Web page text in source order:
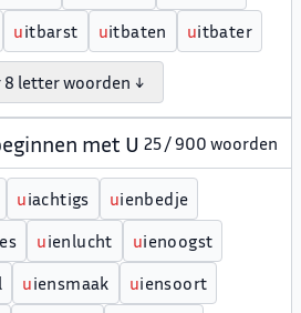
uitbarst uitbaten uitbater
8 letter woorden ↓
met U 25 / 900 woorden
uiachtigs uienbedje
uienlucht uienoogst
uiensmaak uiensoort